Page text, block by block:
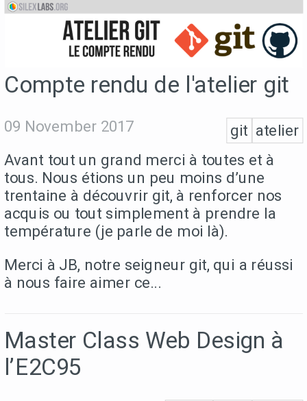
Compte rendu de l'atelier git
09 November 2017 atelier
git
Avant tout un grand merci à toutes et à
tous. Nous étions un peu moins d’une
trentaine à découvrir git, à renforcer nos
acquis ou tout simplement à prendre la
température (je parle de moi là).
Merci à JB, notre seigneur git, qui a réussi
à nous faire aimer ce...
Master Class Web Design à
l’E2C95